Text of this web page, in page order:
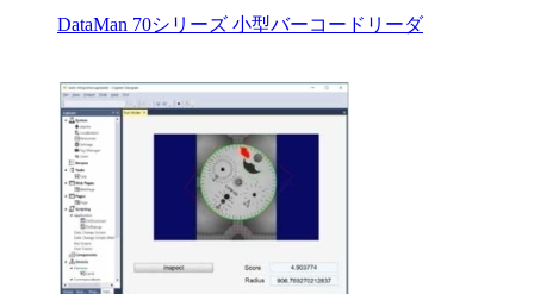
DataMan 70シリーズ 小型バーコードリーダ